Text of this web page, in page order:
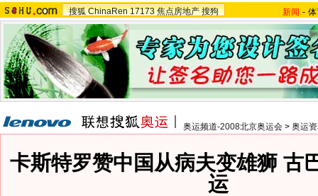
搜狐 ChinaRen 17173 焦点房地产 搜狗 新闻 -
奥运频道-2008北京奥运会 > 奥运
卡斯特罗赞中国从病夫变雄狮 古
运